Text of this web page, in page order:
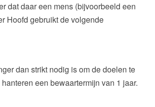
dat daar een mens (bijvoorbeeld een
Hoofd gebruikt de volgende
dan strikt nodig is om de doelen te
een bewaartermijn van 1 jaar.